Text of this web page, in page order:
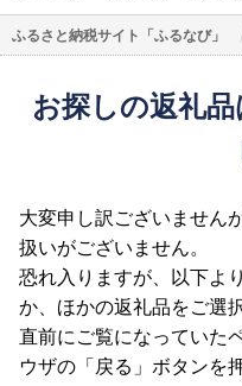
ふるさと納税サイト「ふるなび」
お探しの返礼
大変申し訳ございません
扱いがございません。
恐れ入りますが、以下よ
か、ほかの返礼品をご選
直前にご覧になっていた
ウザの「戻る」ボタンを